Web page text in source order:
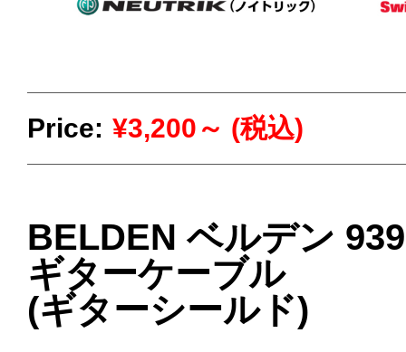
Price: ¥3,200～ (税込)
BELDEN ベルデン
ギターケーブル
(ギターシールド)